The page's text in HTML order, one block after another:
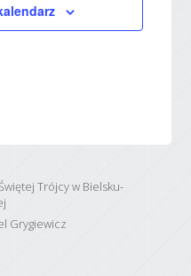
Trójcy w Bielsku-
Grygiewicz